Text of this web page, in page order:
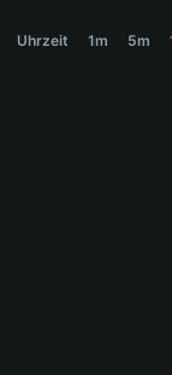
Uhrzeit 1m 5m